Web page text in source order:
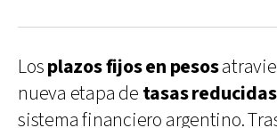
Losplazos fijos en pesos
nueva etapa de tasas reducidas
sistema financiero argentino.